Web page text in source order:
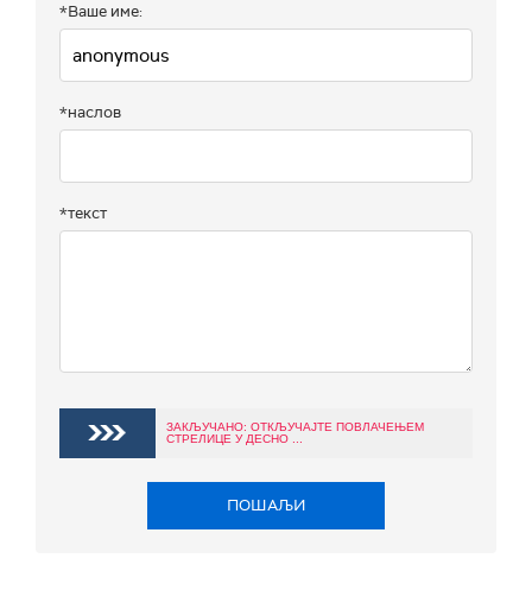
*Ваше име:
*наслов
*текст
ЗАКЉУЧАНО: ОТКЉУЧАЈТЕ ПОВЛАЧЕЊЕМ
СТРЕЛИЦЕ У ДЕСНО ...
ПОШАЉИ